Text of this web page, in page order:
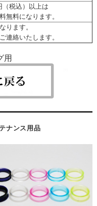
（税込）以上は
無料になります。
ります。
連絡いたします。
用
ナンス用品